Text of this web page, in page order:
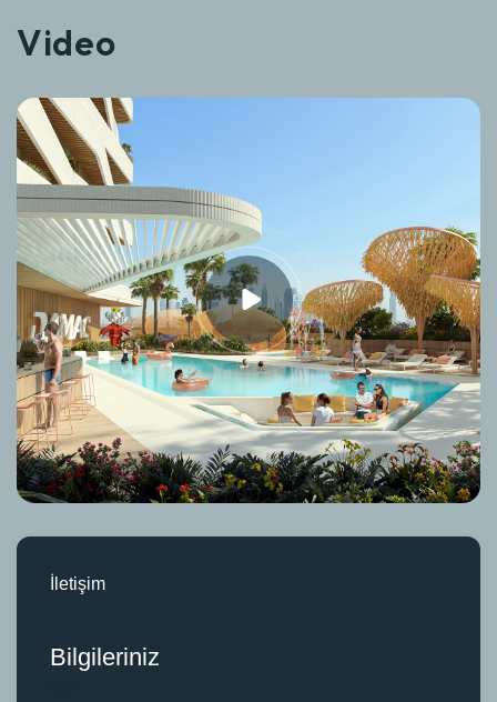
Video
İletişim
Bilgileriniz